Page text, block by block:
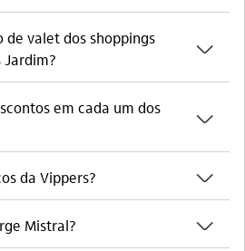
valet dos shoppings
Jardim?
seta_baixo
em cada um dos
seta_baixo
da Vippers? seta_baixo
Mistral? seta_baixo